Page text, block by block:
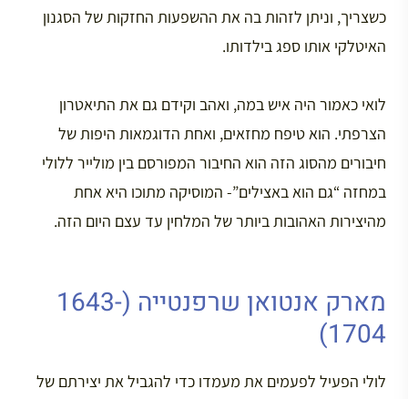
כשצריך, וניתן לזהות בה את ההשפעות החזקות של הסגנון
האיטלקי אותו ספג בילדותו.
לואי כאמור היה איש במה, ואהב וקידם גם את התיאטרון
הצרפתי. הוא טיפח מחזאים, ואחת הדוגמאות היפות של
חיבורים מהסוג הזה הוא החיבור המפורסם בין מולייר ללולי
במחזה “גם הוא באצילים”- המוסיקה מתוכו היא אחת
מהיצירות האהובות ביותר של המלחין עד עצם היום הזה.
מארק אנטואן שרפנטייה (1643-
1704)
לולי הפעיל לפעמים את מעמדו כדי להגביל את יצירתם של